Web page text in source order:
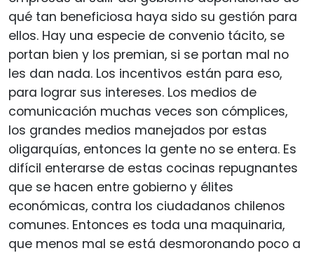
qué tan beneficiosa haya sido su gestión para
ellos. Hay una especie de convenio tácito, se
portan bien y los premian, si se portan mal no
les dan nada. Los incentivos están para eso,
para lograr sus intereses. Los medios de
comunicación muchas veces son cómplices,
los grandes medios manejados por estas
oligarquías, entonces la gente no se entera. Es
difícil enterarse de estas cocinas repugnantes
que se hacen entre gobierno y élites
económicas, contra los ciudadanos chilenos
comunes. Entonces es toda una maquinaria,
que menos mal se está desmoronando poco a